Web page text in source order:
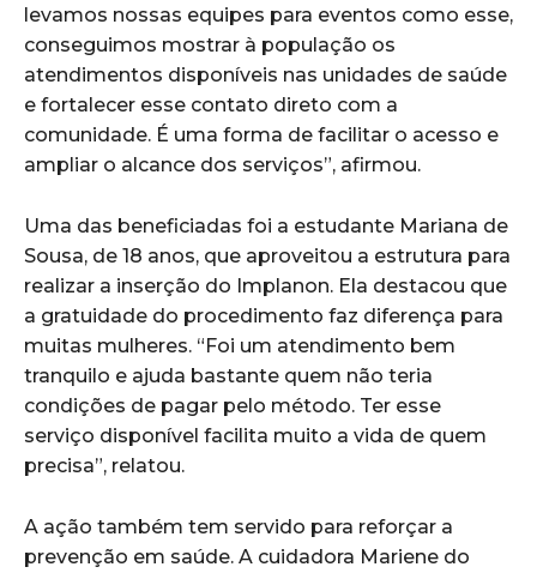
levamos nossas equipes para eventos como esse,
conseguimos mostrar à população os
atendimentos disponíveis nas unidades de saúde
e fortalecer esse contato direto com a
comunidade. É uma forma de facilitar o acesso e
ampliar o alcance dos serviços”, afirmou.
Uma das beneficiadas foi a estudante Mariana de
Sousa, de 18 anos, que aproveitou a estrutura para
realizar a inserção do Implanon. Ela destacou que
a gratuidade do procedimento faz diferença para
muitas mulheres. “Foi um atendimento bem
tranquilo e ajuda bastante quem não teria
condições de pagar pelo método. Ter esse
serviço disponível facilita muito a vida de quem
precisa”, relatou.
A ação também tem servido para reforçar a
prevenção em saúde. A cuidadora Mariene do